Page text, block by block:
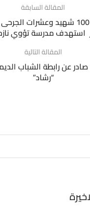
المقالة السابقة
مجزرة مروعة.. 100 شهيد
استهدف مدرسة تؤوي
المقالة التالية
عن رابطة الشباب
“رشاد”